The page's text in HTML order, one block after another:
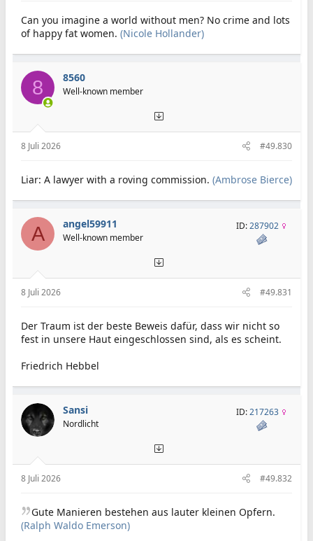
Can you imagine a world without men? No crime and lots
of happy fat women. (Nicole Hollander)
8 8560
Well-known member
8 Juli 2026 #49.830
Liar: A lawyer with a roving commission. (Ambrose Bierce)
A angel59911
Well-known member
ID:287902
8 Juli 2026 #49.831
Der Traum ist der beste Beweis dafür, dass wir nicht so
fest in unsere Haut eingeschlossen sind, als es scheint.
Friedrich Hebbel
Sansi
Nordlicht
ID:217263
8 Juli 2026 #49.832
Gute Manieren bestehen aus lauter kleinen Opfern.
(Ralph Waldo Emerson)